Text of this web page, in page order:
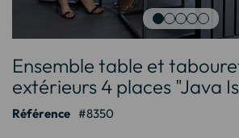
au
début
de
la
Ensemble table et
extérieurs 4 places "Java
Référence 8350